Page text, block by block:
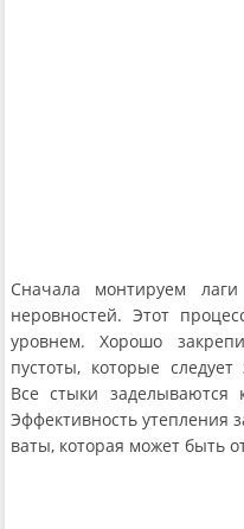
Сначала монтируем
неровностей. Этот
уровнем. Хорошо
пустоты, которые
Все стыки заделываются
Эффективность утепления
ваты, которая может быть